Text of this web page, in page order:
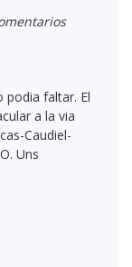
podia faltar. El
a la via
Caudiel-
Uns